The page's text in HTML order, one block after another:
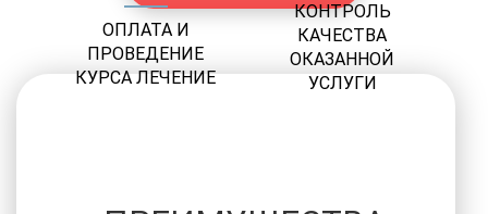
ОПЛАТА И
ПРОВЕДЕНИЕ
КУРСА ЛЕЧЕНИЕ
КОНТРОЛЬ
КАЧЕСТВА
ОКАЗАННОЙ
УСЛУГИ